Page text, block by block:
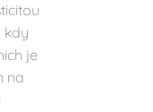
kdy
je
na